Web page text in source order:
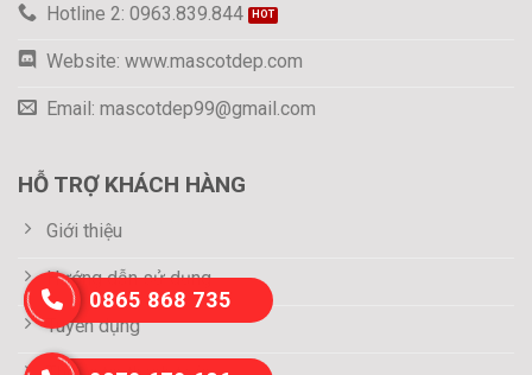
Hotline 2: 0963.839.844
Website: www.mascotdep.com
Email: mascotdep99@gmail.com
HỖ TRỢ KHÁCH HÀNG
Giới thiệu
Hướng dẫn sử dụng
Tuyển dụng
0865 868 735